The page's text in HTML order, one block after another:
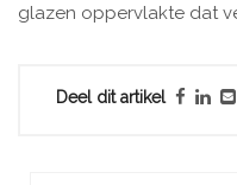
glazen oppervlakte dat
Deel dit artikel